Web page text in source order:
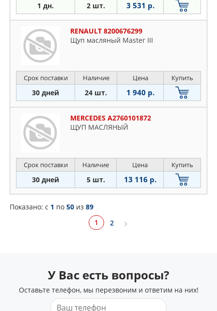
1 дн. 2 шт. 3 531 р.
RENAULT 8200676299
Щуп масляный Master III
Срок поставки Наличие Цена Купить
30 дней 24 шт. 1 940 р.
MERCEDES A2760101872
ЩУП МАСЛЯНЫЙ
Срок поставки Наличие Цена Купить
30 дней 5 шт. 13 116 р.
Показано: c 1 по 50 из 89
1
2
У Вас есть вопросы?
Оставьте телефон, мы перезвоним и ответим на них!